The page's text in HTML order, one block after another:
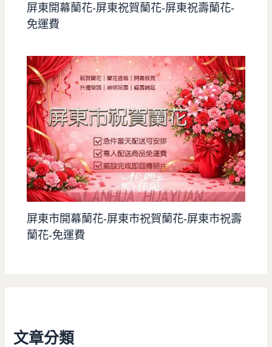
文章分類
屏東開幕蘭花-屏東祝賀蘭花-屏東祝壽蘭花-
免運費
屏東市開幕蘭花-屏東市祝賀蘭花-屏東市祝壽
蘭花-免運費